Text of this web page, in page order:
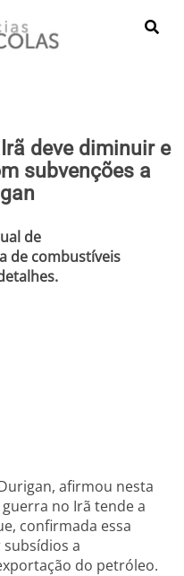
deve diminuir e
subvenções a
de
de combustíveis
afirmou nesta
no Irã tende a
confirmada essa
a
do petróleo.